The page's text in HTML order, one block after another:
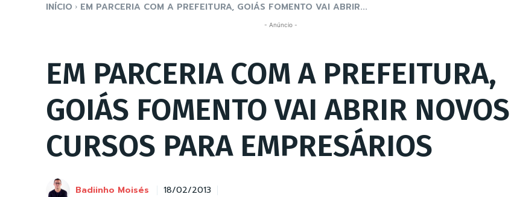
INÍCIO EM PARCERIA COM A PREFEITURA, GOIÁS FOMENTO VAI ABRIR...
- Anúncio -
EM PARCERIA COM A PREFEITURA,
GOIÁS FOMENTO VAI ABRIR NOVOS
CURSOS PARA EMPRESÁRIOS
Badiinho Moisés 18/02/2013